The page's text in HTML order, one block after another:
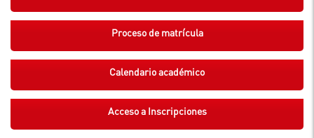
Proceso de matrícula
Calendario académico
Acceso a Inscripciones